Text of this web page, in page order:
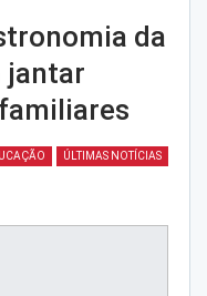
da
jantar
ÚLTIMAS NOTÍCIAS